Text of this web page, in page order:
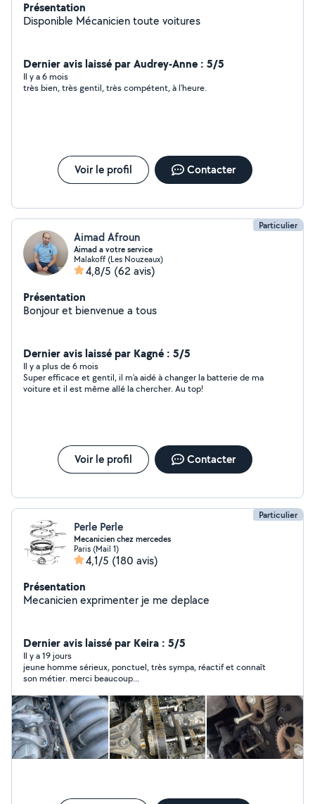
Présentation
Disponible Mécanicien toute voitures
Dernier avis laissé par Audrey-Anne : 5/5
Il y a 6 mois
très bien, très gentil, très compétent, à l'heure.
Voir le profil Contacter
Particulier
Aimad Afroun
Aimad a votre service
Malakoff (Les Nouzeaux)
4,8/5 (62 avis)
Présentation
Bonjour et bienvenue a tous
Dernier avis laissé par Kagné : 5/5
Il y a plus de 6 mois
Super efficace et gentil, il m’a aidé à changer la batterie de ma
voiture et il est même allé la chercher. Au top!
Voir le profil Contacter
Particulier
Perle Perle
Mecanicien chez mercedes
Paris (Mail 1)
4,1/5 (180 avis)
Présentation
Mecanicien exprimenter je me deplace
Dernier avis laissé par Keira : 5/5
Il y a 19 jours
jeune homme sérieux, ponctuel, très sympa, réactif et connaît
son métier. merci beaucoup...